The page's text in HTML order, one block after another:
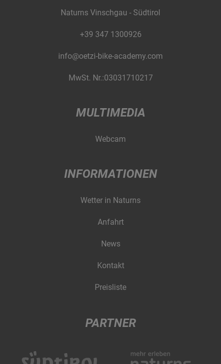
Naturns Vinschgau - Südtirol
+39 347 1300926
info@oetzi-bike-academy.com
MwSt. Nr.:03031710217
MULTIMEDIA
Webcam
INFORMATIONEN
Wetter in Naturns
Anfahrt
News
Kontakt
Preisliste
PARTNER